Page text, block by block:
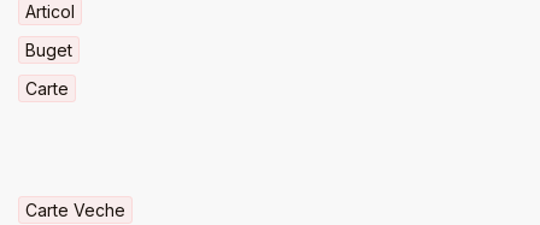
Articol
Buget
Carte
Carte Veche